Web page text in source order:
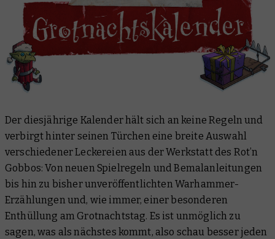
Der diesjährige Kalender hält sich an keine Regeln und
verbirgt hinter seinen Türchen eine breite Auswahl
verschiedener Leckereien aus der Werkstatt des Rot’n
Gobbos: Von neuen Spielregeln und Bemalanleitungen
bis hin zu bisher unveröffentlichten Warhammer-
Erzählungen und, wie immer, einer besonderen
Enthüllung am Grotnachtstag. Es ist unmöglich zu
sagen, was als nächstes kommt, also schau besser jeden